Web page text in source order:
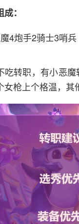
：
4炮手2骑士3哨兵
吃转职，有小恶
女枪上个格温，其